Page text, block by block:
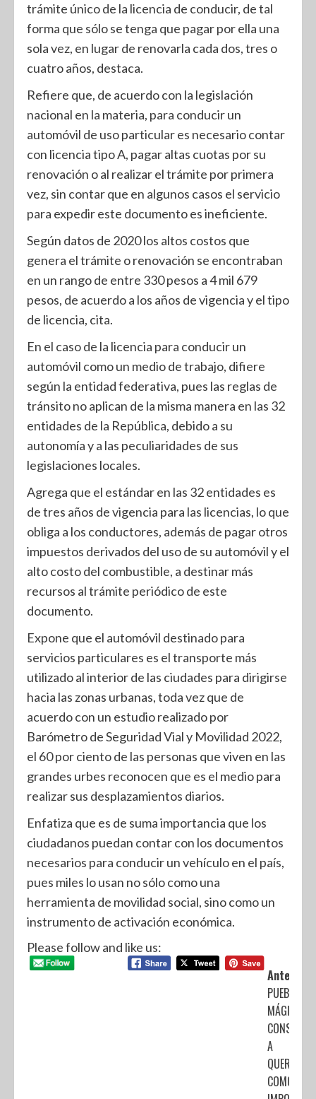
trámite único de la licencia de conducir, de tal
forma que sólo se tenga que pagar por ella una
sola vez, en lugar de renovarla cada dos, tres o
cuatro años, destaca.
Refiere que, de acuerdo con la legislación
nacional en la materia, para conducir un
automóvil de uso particular es necesario contar
con licencia tipo A, pagar altas cuotas por su
renovación o al realizar el trámite por primera
vez, sin contar que en algunos casos el servicio
para expedir este documento es ineficiente.
Según datos de 2020 los altos costos que
genera el trámite o renovación se encontraban
en un rango de entre 330 pesos a 4 mil 679
pesos, de acuerdo a los años de vigencia y el tipo
de licencia, cita.
En el caso de la licencia para conducir un
automóvil como un medio de trabajo, difiere
según la entidad federativa, pues las reglas de
tránsito no aplican de la misma manera en las 32
entidades de la República, debido a su
autonomía y a las peculiaridades de sus
legislaciones locales.
Agrega que el estándar en las 32 entidades es
de tres años de vigencia para las licencias, lo que
obliga a los conductores, además de pagar otros
impuestos derivados del uso de su automóvil y el
alto costo del combustible, a destinar más
recursos al trámite periódico de este
documento.
Expone que el automóvil destinado para
servicios particulares es el transporte más
utilizado al interior de las ciudades para dirigirse
hacia las zonas urbanas, toda vez que de
acuerdo con un estudio realizado por
Barómetro de Seguridad Vial y Movilidad 2022,
el 60 por ciento de las personas que viven en las
grandes urbes reconocen que es el medio para
realizar sus desplazamientos diarios.
Enfatiza que es de suma importancia que los
ciudadanos puedan contar con los documentos
necesarios para conducir un vehículo en el país,
pues miles lo usan no sólo como una
herramienta de movilidad social, sino como un
instrumento de activación económica.
Please follow and like us:
Anterior:
PUEBLOS
MÁGICOS
A
COMO